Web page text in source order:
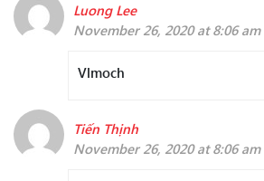
Luong Lee
November 26, 2020 at 8:06 am
Vlmoch
Tiến Thịnh
November 26, 2020 at 8:06 am